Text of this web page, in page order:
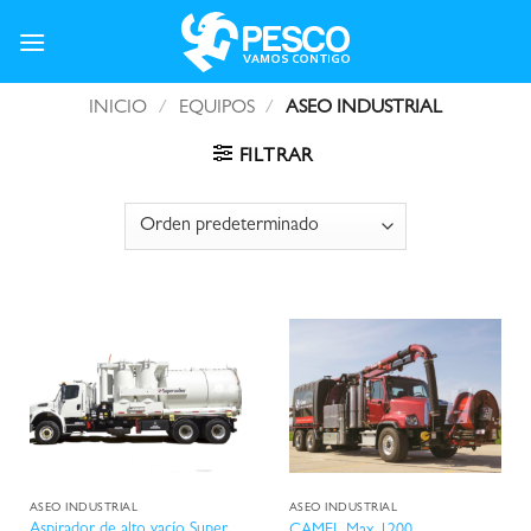
INICIO
/ EQUIPOS / ASEO INDUSTRIAL
FILTRAR
ASEO INDUSTRIAL ASEO INDUSTRIAL